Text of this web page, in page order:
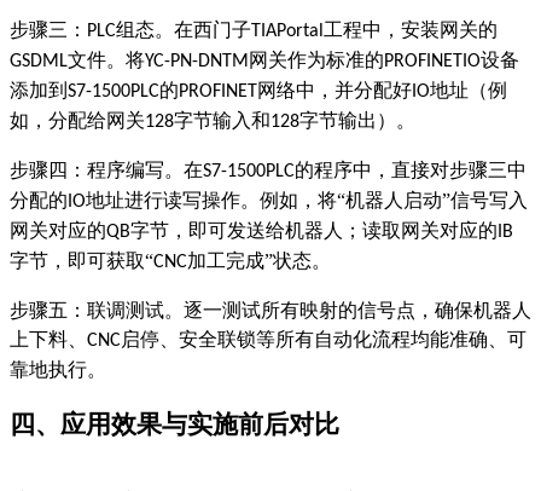
步骤三： PLC组态。在西门子TIAPortal 工程中，安装网关的
GSDML文件。将YC-PN-DNTM 网关作为标准的PROFINETIO设备
添加到 S7-1500PLC的PROFINET网络中，并分配好 IO地址（例
如，分配给网关128字节输入和128字节输出）。
步骤四：程序编写。在S7-1500PLC的程序中，直接对步骤三中
分配的 IO地址进行读写操作。例如，将“机器人启动”信号写入
网关对应的QB字节，即可发送给机器人；读取网关对应的 IB
字节，即可获取“CNC加工完成”状态。
步骤五：联调测试。逐一测试所有映射的信号点，确保机器人
上下料、 CNC 启停、安全联锁等所有自动化流程均能准确、可
靠地执行。
四、应用效果与实施前后对比